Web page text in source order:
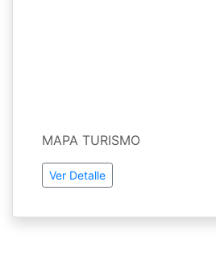
MAPA TURISMO
Ver Detalle